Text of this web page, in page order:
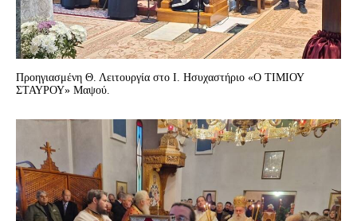
Προηγιασμένη Θ. Λειτουργία στο Ι. Ησυχαστήριο «Ο ΤΙΜΙΟΥ
ΣΤΑΥΡΟΥ» Μαψού.